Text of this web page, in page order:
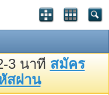
3 นาที สมัคร
สผ่าน